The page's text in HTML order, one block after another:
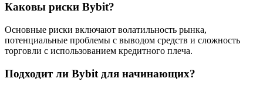
Каковы риски Bybit?
Основные риски включают волатильность рынка,
потенциальные проблемы с выводом средств и сложность
торговли с использованием кредитного плеча.
Подходит ли Bybit для начинающих?